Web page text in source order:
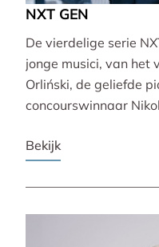
NXT GEN
De vierdelige serie
jonge musici, van het
Orliński, de geliefde
concourswinnaar
programma’s van
Bekijk